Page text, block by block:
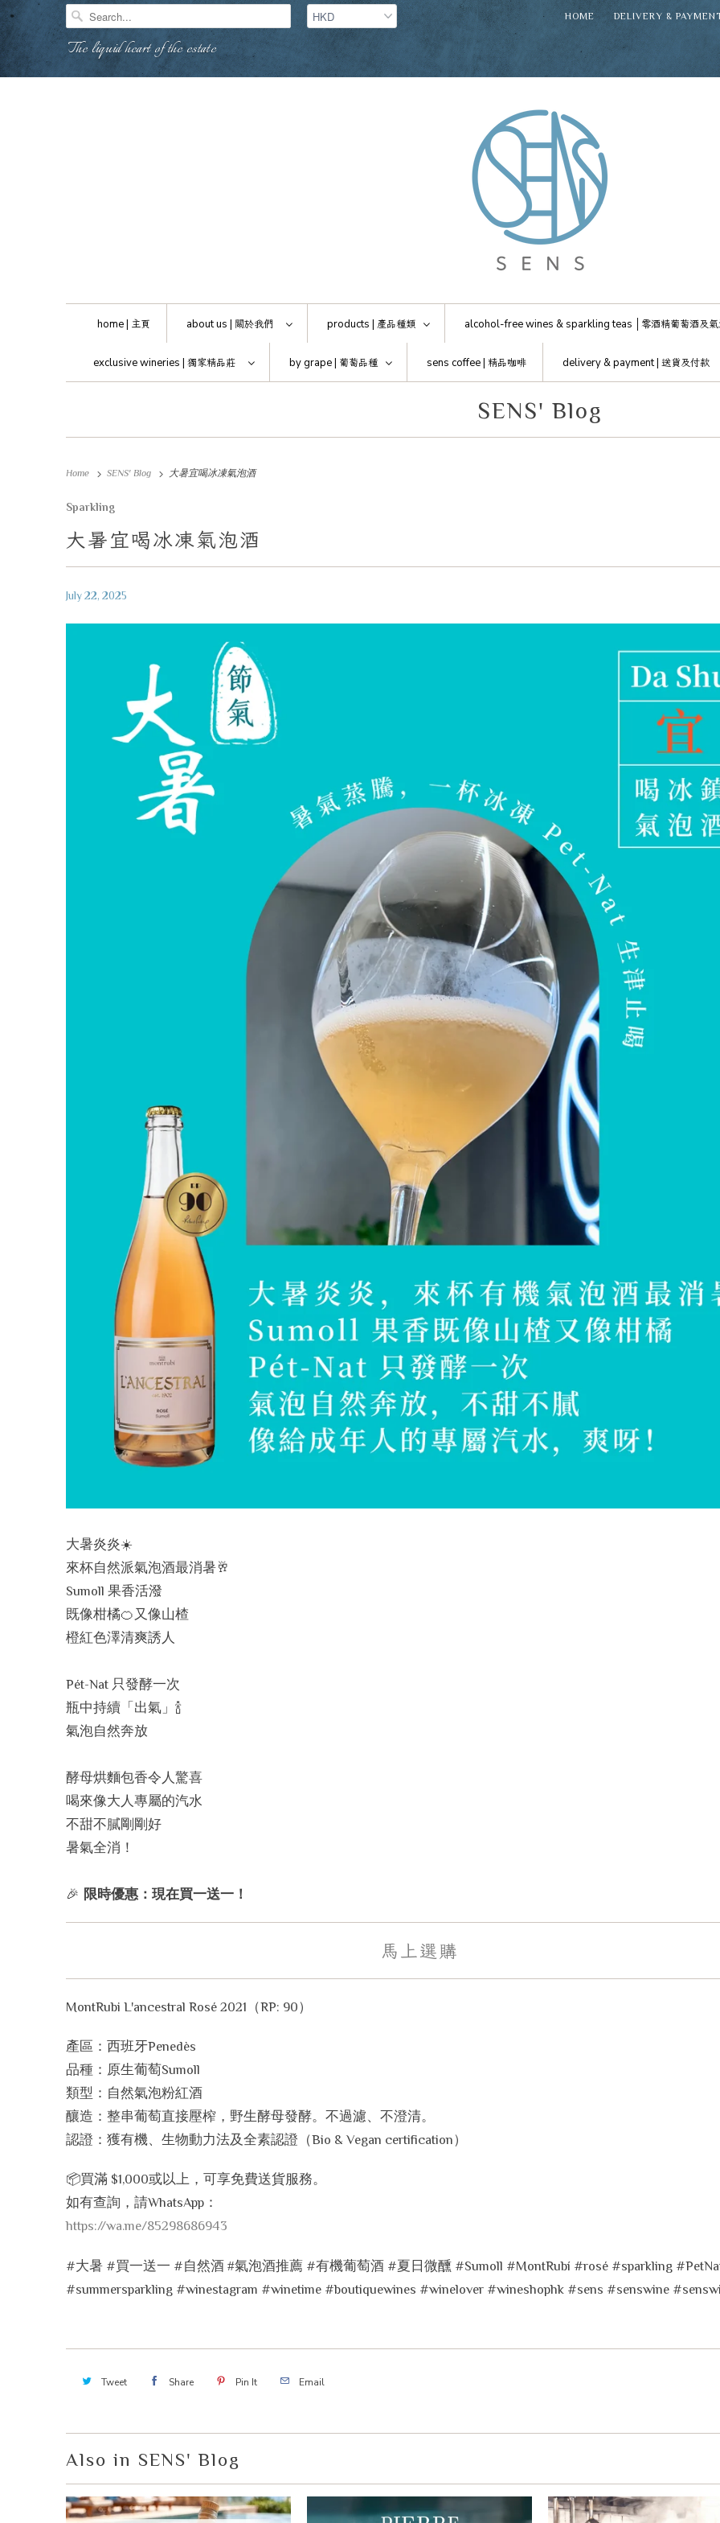
The liquid heart of the estate
HOME DELIVERY &
home | 主頁 about us | 關於我們 products | 產品種類 alcohol-free wines & sparkling teas │ 零酒精葡萄酒及
exclusive wineries | 獨家精品莊 by grape | 葡萄品種 sens coffee | 精品咖啡 delivery & payment | 送貨及付款
SENS' Blog
Home SENS' Blog 大暑宜喝冰凍氣泡酒
Sparkling
大暑宜喝冰凍氣泡酒
July 22, 2025
大暑炎炎☀
來杯自然派氣泡酒最消暑🥂
Sumoll 果香活潑
既像柑橘🍊 又像山楂
橙紅色澤清爽誘人
Pét-Nat 只發酵一次
瓶中持續「出氣」 🍾
氣泡自然奔放
酵母烘麵包香令人驚喜
喝來像大人專屬的汽水
不甜不膩剛剛好
暑氣全消！
🎉 限時優惠：現在買一送一！
馬上選購
MontRubi L'ancestral Rosé 2021 （RP: 90）
產區：西班牙Penedès
品種：原生葡萄Sumoll
類型：自然氣泡粉紅酒
釀造：整串葡萄直接壓榨，野生酵母發酵。不過濾、不澄清。
認證：獲有機、生物動力法及全素認證（Bio & Vegan certification）
📦買滿 $1,000或以上，可享免費送貨服務。
如有查詢，請WhatsApp ：
https://wa.me/85298686943
#大暑 #買一送一 #自然酒 #氣泡酒推薦 #有機葡萄酒 #夏日微醺 #Sumoll #MontRubí #rosé #sparkling
#summersparkling #winestagram #winetime #boutiquewines #winelover #wineshophk #sens #senswine
Tweet Share Pin It Email
Also in SENS' Blog